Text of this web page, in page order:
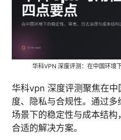
华科VPN 深度评测：在中国环境
华科vpn 深度评测聚焦在
度、隐私与合规性。通过多
场景下的稳定性与成本结
合适的解决方案。